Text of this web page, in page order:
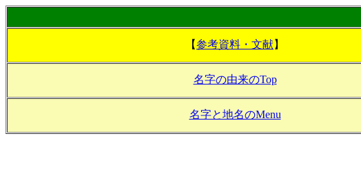
【参考資料・文献】
名字の由来のTop
名字と地名のMenu